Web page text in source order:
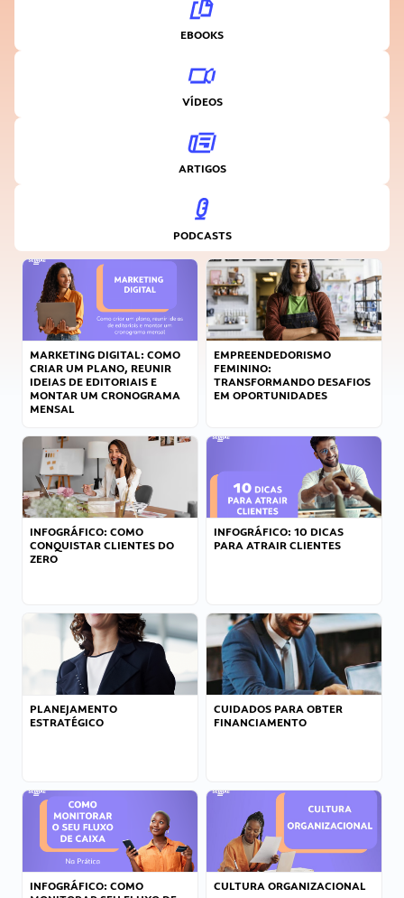
EBOOKS
VÍDEOS
ARTIGOS
PODCASTS
MARKETING DIGITAL: COMO
CRIAR UM PLANO, REUNIR
IDEIAS DE EDITORIAIS E
MONTAR UM CRONOGRAMA
MENSAL
EMPREENDEDORISMO
FEMININO:
TRANSFORMANDO DESAFIOS
EM OPORTUNIDADES
INFOGRÁFICO: COMO
CONQUISTAR CLIENTES DO
ZERO
INFOGRÁFICO: 10 DICAS
PARA ATRAIR CLIENTES
PLANEJAMENTO
ESTRATÉGICO
CUIDADOS PARA OBTER
FINANCIAMENTO
INFOGRÁFICO: COMO
CULTURA ORGANIZACIONAL